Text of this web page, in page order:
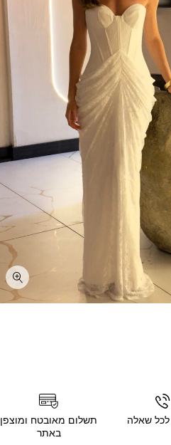
לכל שאלה
תשלום מאובטח ומוצפן
באתר